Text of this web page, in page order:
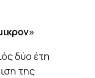
δύο έτη
της